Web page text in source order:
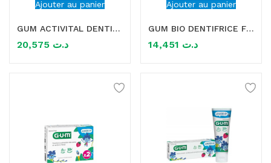
Ajouter au panier
GUM ACTIVITAL DENTIFRICE GEL LOT DE 2*75ML
د.ت
Ajouter au panier
GUM BIO DENTIFRICE FRESH MINT WITH ALOE VERA 75ML
د.ت